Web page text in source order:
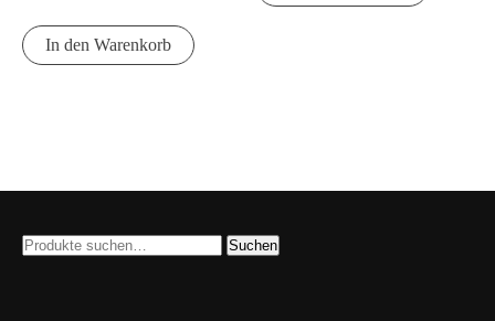
In den Warenkorb
Suche
Suchen